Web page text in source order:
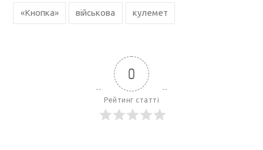
«Кнопка» військова кулемет
0
Рейтинг статті